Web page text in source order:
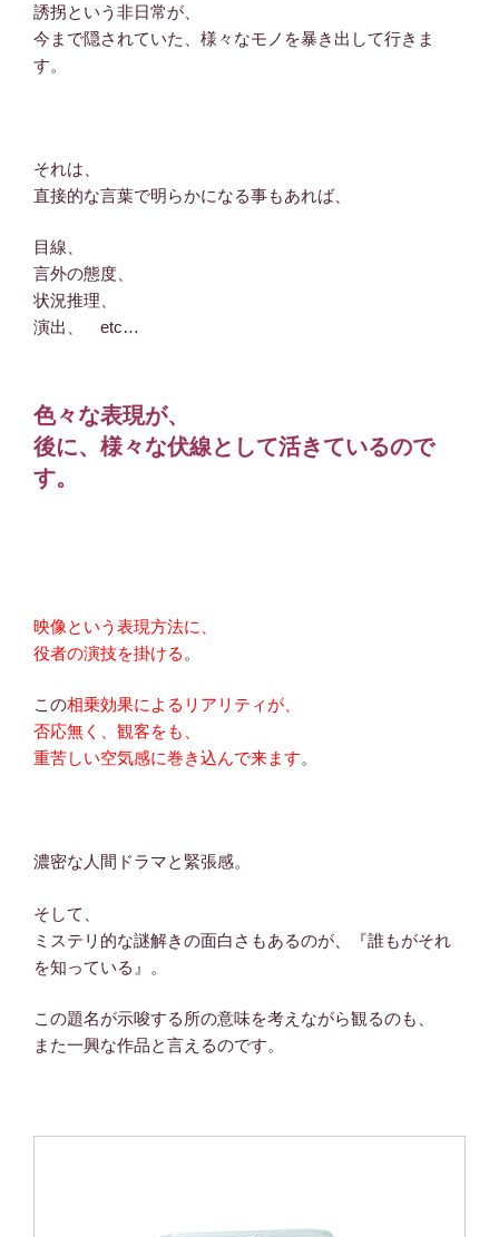
誘拐という非日常が、
今まで隠されていた、様々なモノを暴き出して行きま
す。
それは、
直接的な言葉で明らかになる事もあれば、
目線、
言外の態度、
状況推理、
演出、 etc…
色々な表現が、
後に、様々な伏線として活きているので
す。
映像という表現方法に、
役者の演技を掛ける 。
この相乗効果によるリアリティが、
否応無く、観客をも、
重苦しい空気感に巻き込んで来ます。
濃密な人間ドラマと緊張感。
そして、
ミステリ的な謎解きの面白さもあるのが、『誰もがそれ
を知っている』。
この題名が示唆する所の意味を考えながら観るのも、
また一興な作品と言えるのです。